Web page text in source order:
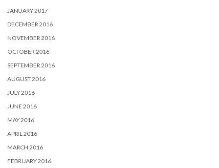
JANUARY 2017
DECEMBER 2016
NOVEMBER 2016
OCTOBER 2016
SEPTEMBER 2016
AUGUST 2016
JULY 2016
JUNE 2016
MAY 2016
APRIL 2016
MARCH 2016
FEBRUARY 2016